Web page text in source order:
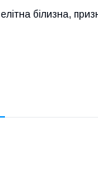
білизна,